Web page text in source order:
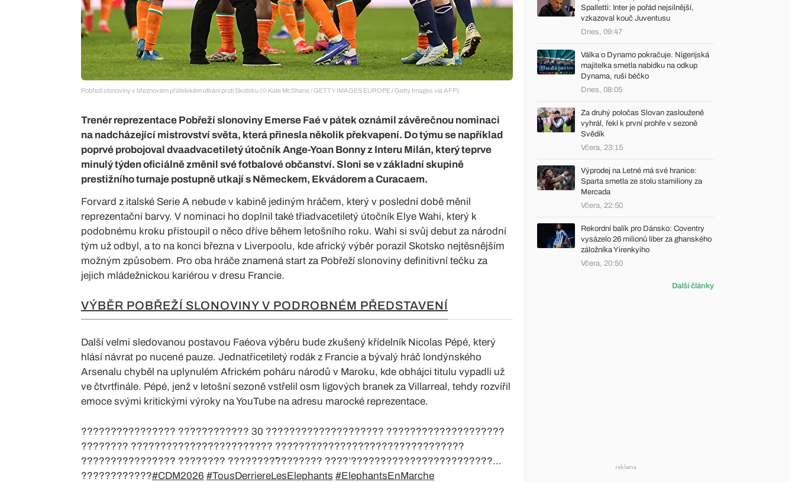
Pobřeží slonoviny v březnovém přátelském utkání proti Skotsku (© Kate McShane / GETTY IMAGES EUROPE / Getty Images via AFP)
Trenér reprezentace Pobřeží slonoviny Emerse Faé v pátek oznámil závěrečnou nominaci
na nadcházející mistrovství světa, která přinesla několik překvapení. Do týmu se například
poprvé probojoval dvaadvacetiletý útočník Ange-Yoan Bonny z Interu Milán, který teprve
minulý týden oficiálně změnil své fotbalové občanství. Sloni se v základní skupině
prestižního turnaje postupně utkají s Německem, Ekvádorem a Curacaem.
Forvard z italské Serie A nebude v kabině jediným hráčem, který v poslední době měnil
reprezentační barvy. V nominaci ho doplnil také třiadvacetiletý útočník Elye Wahi, který k
podobnému kroku přistoupil o něco dříve během letošního roku. Wahi si svůj debut za národní
tým už odbyl, a to na konci března v Liverpoolu, kde africký výběr porazil Skotsko nejtěsnějším
možným způsobem. Pro oba hráče znamená start za Pobřeží slonoviny definitivní tečku za
jejich mládežnickou kariérou v dresu Francie.
VÝBĚR POBŘEŽÍ SLONOVINY V PODROBNÉM PŘEDSTAVENÍ
Další velmi sledovanou postavou Faéova výběru bude zkušený křídelník Nicolas Pépé, který
hlásí návrat po nucené pauze. Jednatřicetiletý rodák z Francie a bývalý hráč londýnského
Arsenalu chyběl na uplynulém Africkém poháru národů v Maroku, kde obhájci titulu vypadli už
ve čtvrtfinále. Pépé, jenž v letošní sezoně vstřelil osm ligových branek za Villarreal, tehdy rozvířil
emoce svými kritickými výroky na YouTube na adresu marocké reprezentace.
???????????????? ???????????? 30 ???????????????????? ????????????????????
???????? ???????????????????????? ????????????????????????????????
???????????????? ???????? ????????̂???????? ????’????????????????????????...
????????????#CDM2026 #TousDerriereLesElephants #ElephantsEnMarche
Spalletti: Inter je pořád nejsilnější,
vzkazoval kouč Juventusu
Dnes, 09:47
Válka o Dynamo pokračuje. Nigerijská
majitelka smetla nabídku na odkup
Dynama, ruší béčko
Dnes, 08:05
Za druhý poločas Slovan zaslouženě
vyhrál, řekl k první prohře v sezoně
Svědík
Včera, 23:15
Výprodej na Letné má své hranice:
Sparta smetla ze stolu stamiliony za
Mercada
Včera, 22:50
Rekordní balík pro Dánsko: Coventry
vysázelo 26 milionů liber za ghanského
záložníka Yirenkyiho
Včera, 20:50
Další články